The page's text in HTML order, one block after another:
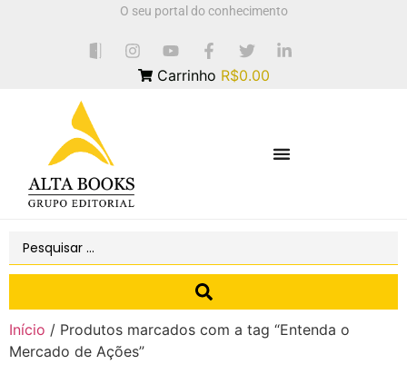
O seu portal do conhecimento
Carrinho R$0.00
Início / Produtos marcados com a tag “Entenda o
Mercado de Ações”